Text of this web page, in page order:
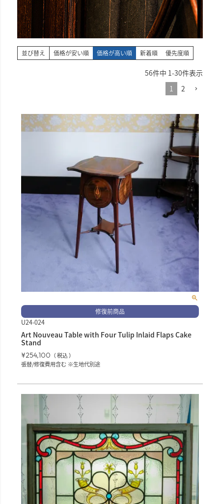
並び替え 価格が安い順 価格が高い順 新着順 優先度順
56件中 1-30件表示
1
2
修復前商品
U24-024
Art Nouveau Table with Four Tulip Inlaid Flaps Cake
Stand
¥254,100
税込
張替/修復費用含む ※生地代別途